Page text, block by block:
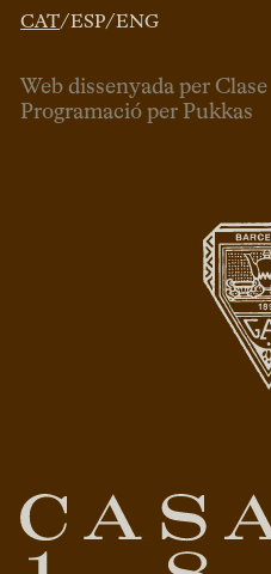
CAT ESP ENG
CAT/ESP/ENG
Web dissenyada per Clase
Programació per Pukkas